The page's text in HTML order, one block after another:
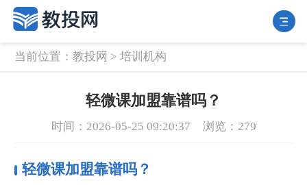
当前位置： 教投网 > 培训机构
轻微课加盟靠谱吗？
时间：2026-05-25 09:20:37 浏览：279
轻微课加盟靠谱吗？